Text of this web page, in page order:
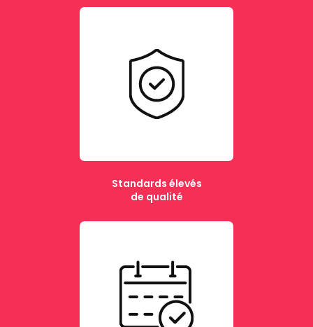
Standards élevés
de qualité